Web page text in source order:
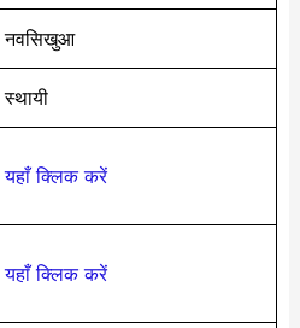
नवसिखुआ
स्थायी
यहाँ क्लिक करें
यहाँ क्लिक करें